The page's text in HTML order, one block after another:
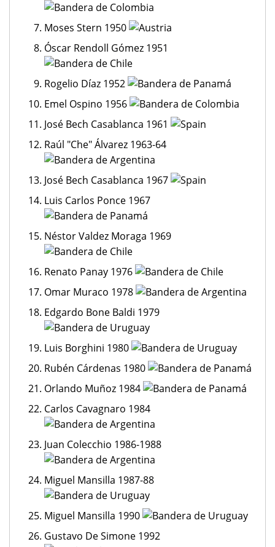
Moses Stern 1950
Óscar Rendoll Gómez 1951
Rogelio Díaz 1952
Emel Ospino 1956
José Bech Casablanca 1961
Raúl "Che" Álvarez 1963-64
José Bech Casablanca 1967
Luis Carlos Ponce 1967
Néstor Valdez Moraga 1969
Renato Panay 1976
Omar Muraco 1978
Edgardo Bone Baldi 1979
Luis Borghini 1980
Rubén Cárdenas 1980
Orlando Muñoz 1984
Carlos Cavagnaro 1984
Juan Colecchio 1986-1988
Miguel Mansilla 1987-88
Miguel Mansilla 1990
Gustavo De Simone 1992